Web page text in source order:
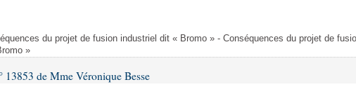
du projet de fusion industriel dit « Bromo » - Conséquences du projet de
»
13853 de Mme Véronique Besse